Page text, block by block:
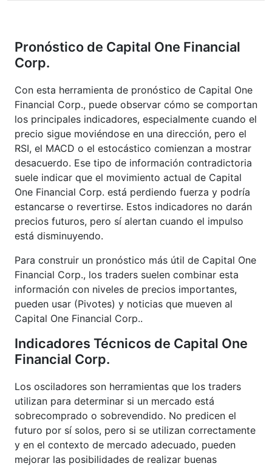
Pronóstico de Capital One Financial
Corp.
Con esta herramienta de pronóstico de Capital One
Financial Corp., puede observar cómo se comportan
los principales indicadores, especialmente cuando el
precio sigue moviéndose en una dirección, pero el
RSI, el MACD o el estocástico comienzan a mostrar
desacuerdo. Ese tipo de información contradictoria
suele indicar que el movimiento actual de Capital
One Financial Corp. está perdiendo fuerza y podría
estancarse o revertirse. Estos indicadores no darán
precios futuros, pero sí alertan cuando el impulso
está disminuyendo.
Para construir un pronóstico más útil de Capital One
Financial Corp., los traders suelen combinar esta
información con niveles de precios importantes,
pueden usar (Pivotes) y noticias que mueven al
Capital One Financial Corp..
Indicadores Técnicos de Capital One
Financial Corp.
Los osciladores son herramientas que los traders
utilizan para determinar si un mercado está
sobrecomprado o sobrevendido. No predicen el
futuro por sí solos, pero si se utilizan correctamente
y en el contexto de mercado adecuado, pueden
mejorar las posibilidades de realizar buenas